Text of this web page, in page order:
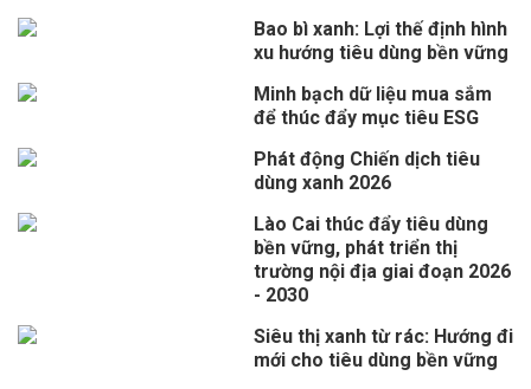
Bao bì xanh: Lợi thế định hình
xu hướng tiêu dùng bền vững
Minh bạch dữ liệu mua sắm
để thúc đẩy mục tiêu ESG
Phát động Chiến dịch tiêu
dùng xanh 2026
Lào Cai thúc đẩy tiêu dùng
bền vững, phát triển thị
trường nội địa giai đoạn 2026
- 2030
Siêu thị xanh từ rác: Hướng đi
mới cho tiêu dùng bền vững